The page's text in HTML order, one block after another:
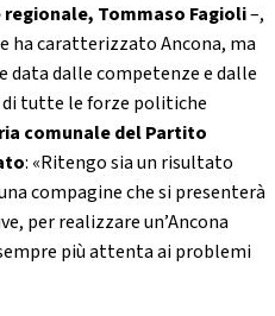
Tommaso Fagioli–,
ha caratterizzato Ancona, ma
data dalle competenze e dalle
di tutte le forze politiche
comunale del Partito
: «Ritengo sia un risultato
compagine che si presenterà
per realizzare un’Ancona
più attenta ai problemi